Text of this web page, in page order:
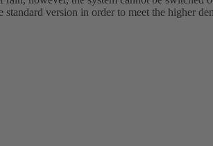
version in order to meet the higher